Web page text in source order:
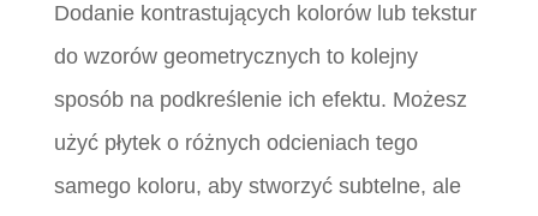
Dodanie kontrastujących kolorów lub tekstur
do wzorów geometrycznych to kolejny
sposób na podkreślenie ich efektu. Możesz
użyć płytek o różnych odcieniach tego
samego koloru, aby stworzyć subtelne, ale